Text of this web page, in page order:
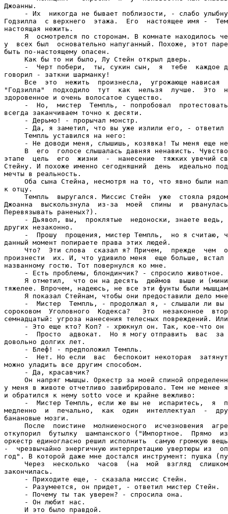
Джоанны.
- Их  никогда не бывает поблизости, - слабо
Годзилла  с верхнего  этажа.  Его  настоящее имя -
настоящая нежить.
Я  осмотрелся по сторонам. В комнате находилось
у  всех был  основательно напуганный. Похоже, этот
быть по-настоящему опасен.
     Как бы то ни было, Лу Стейн открыл дверь.
-  Черт побери,  ты, сукин сын,  я  тебе  каждое
говорил - заткни шарманку!
Все  это  нежить  произнесла,  угрожающе нависая
"Годзилла"  подходило  тут  как  нельзя  лучше.  Это
здоровенное и очень волосатое существо.
-  Но,  мистер  Темпль, - попробовал
всегда заканчиваем точно к десяти.
     - Дерьмо! - прорычал монстр.
- Да, я заметил, что вы уже излили его, - ответил
     Темпль уставился на него:
- Не доводи меня, слышишь, козявка! Ты меня еще
В  его  голосе слышалась давняя ненависть.
этапе  цель  его  жизни  -  нанесение  тяжких увечий
Стейну. И похоже именно сегодняшний  день  идеально
мечты в реальность.
Оба сына Стейна, несмотря на то, что явно были
к отцу.
Темпль  выругался. Миссис Стейн  уже  стояла
Джоанна  выскользнула  из-за  моей  спины  и
Перевязывать раненых?).
- Дьявол, вы,  проклятые  недоноски, знаете ведь,
других незаконно.
-  Прошу  прощения, мистер Темпль,  но я считаю,
данный момент попираете права этих людей.
Что?  Эти слова  сказал я? Причем,  прежде  чем
произнести  их. И, что удивило меня  еще больше, встал
названному гостю. Тот повернулся ко мне.
     - Есть проблемы, блондинчик? - спросило животное.
Я отметил,  что он на десять  дюймов  выше и
тяжелее. Впрочем, надеюсь, не все эти фунты были
Я показал Стейнам, чтобы они предоставили дело
-  Мистер  Темпль, - продолжал я, - слышали ли вы
сороковом  Уголовного  Кодекса?   Это  незаконное
семнадцатый: угроза нанесения телесных повреждений.
- Это еще кто? Коп? - хрюкнул он. Так, кое-что он
-  Просто  адвокат.  Но я могу отправить  вас  за
довольно долгих лет.
     - Блеф! - предположил Темпль.
-  Нет. Но если  вас  беспокоит некоторая
можно уладить все другим способом.
     - Да, красавчик?
Он напряг мышцы. Оркестр за моей спиной
у меня в животе отчетливо завибрировало. Тем не менее
и обратился к нему sotto voce и крайне вежливо:
-  Мистер Темпль, если же вы не  испаритесь,  я
медленно  и  печально,  как  один  интеллектуал  -
банановые мозги.
После  поистине  молниеносного  исчезновения
откупорил  бутылку  шампанского ("Импортное.  Прямо
оркестр единогласно решил исполнить  самую громкую
-  чрезвычайно энергичную интерпретацию увертюры из
год". В которой даже мне достался инструмент: пушка
Через  несколько  часов  (на  мой  взгляд
закончилась.
     - Приходите еще, - сказала миссис Стейн.
     - Разумеется, он придет, - ответил мистер Стейн.
     - Почему ты так уверен? - спросила она.
     - Он любит нас.
     И это было правдой.